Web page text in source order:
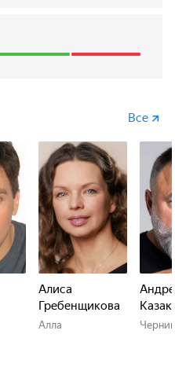
она...
Все
Алиса
Гребенщикова
Алла